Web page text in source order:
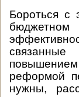
Бороться с
реформой
нужны,